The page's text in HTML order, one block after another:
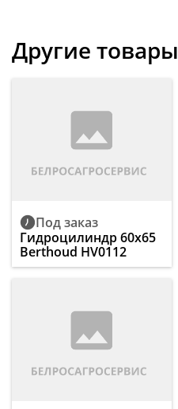
Другие товары
Под заказ
Гидроцилиндр 60х65
Berthoud HV0112